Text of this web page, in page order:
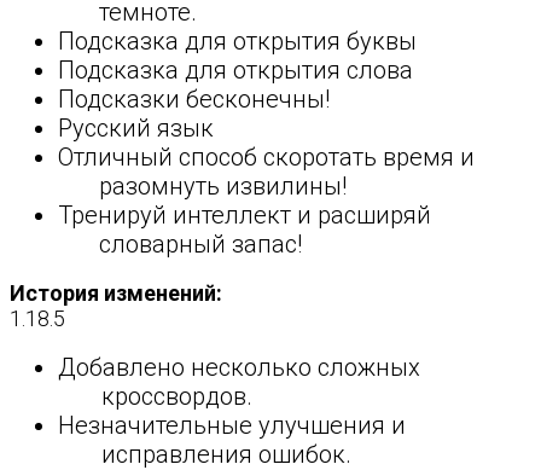
темноте.
Подсказка для открытия буквы
Подсказка для открытия слова
Подсказки бесконечны!
Русский язык
Отличный способ скоротать время и
разомнуть извилины!
Тренируй интеллект и расширяй
словарный запас!
История изменений:
1.18.5
Добавлено несколько сложных
кроссвордов.
Незначительные улучшения и
исправления ошибок.